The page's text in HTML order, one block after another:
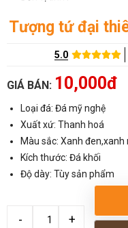
Tượng tứ đại
5.0
GIÁ BÁN: 10,000đ
Loại đá: Đá mỹ nghệ
Xuất xứ: Thanh hoá
Màu sắc: Xanh đen,xanh
Kích thước: Đá khối
Độ dày: Tùy sản phẩm